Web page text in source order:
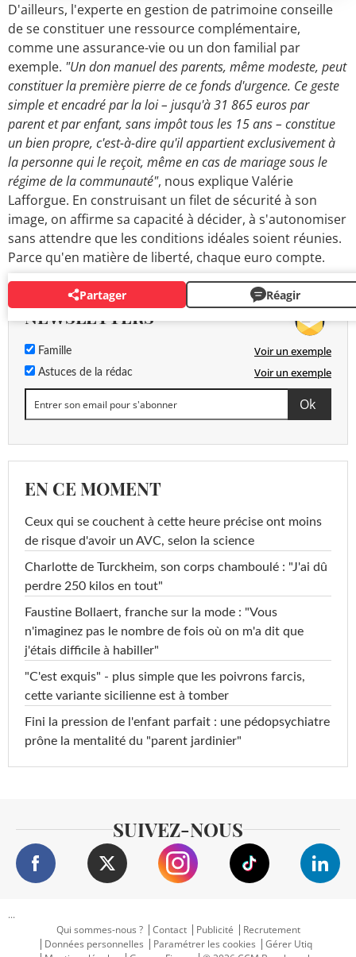
D'ailleurs, l'experte en gestion de patrimoine conseille
de se constituer une ressource complémentaire,
comme une assurance-vie ou un don familial par
exemple. "Un don manuel des parents, même modeste, peut
constituer la première pierre de ce fonds d'urgence. Ce geste
simple et encadré par la loi – jusqu'à 31 865 euros par
parent et par enfant, sans impôt tous les 15 ans – constitue
un bien propre, c'est-à-dire qu'il appartient exclusivement à
la personne qui le reçoit, même en cas de mariage sous le
régime de la communauté", nous explique Valérie
Lafforgue. En construisant un filet de sécurité à son
image, on affirme sa capacité à décider, à s'autonomiser
sans attendre que les conditions idéales soient réunies.
Parce qu'en matière de liberté, chaque euro compte.
Partager Réagir
NEWSLETTERS
Famille Voir un exemple
Astuces de la rédac Voir un exemple
EN CE MOMENT
Ceux qui se couchent à cette heure précise ont moins
de risque d'avoir un AVC, selon la science
Charlotte de Turckheim, son corps chamboulé : "J'ai dû
perdre 250 kilos en tout"
Faustine Bollaert, franche sur la mode : "Vous
n'imaginez pas le nombre de fois où on m'a dit que
j'étais difficile à habiller"
"C'est exquis" - plus simple que les poivrons farcis,
cette variante sicilienne est à tomber
Fini la pression de l'enfant parfait : une pédopsychiatre
prône la mentalité du "parent jardinier"
SUIVEZ-NOUS
...
Qui sommes-nous ?
Contact Publicité
Recrutement
Données personnelles
Paramétrer les cookies
Gérer Utiq